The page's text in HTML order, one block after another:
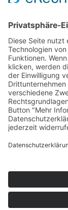
0208 –
Fax: 0208 –
Unsere
Mo-Fr: 9:00-
Sa – So:
Persönliche